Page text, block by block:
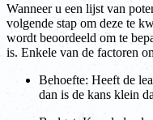
Wanneer u een lijst van
volgende stap om deze te
wordt beoordeeld om te
is. Enkele van de factoren
Behoefte: Heeft de
dan is de kans klein